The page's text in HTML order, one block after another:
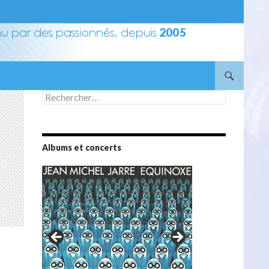
Rechercher :
Albums et concerts